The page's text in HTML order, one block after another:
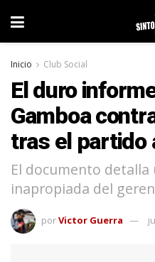
Inicio Club Social
El duro
Gamboa
tras el partido
El documento detalla
inapropiada del
porVictor Guerra